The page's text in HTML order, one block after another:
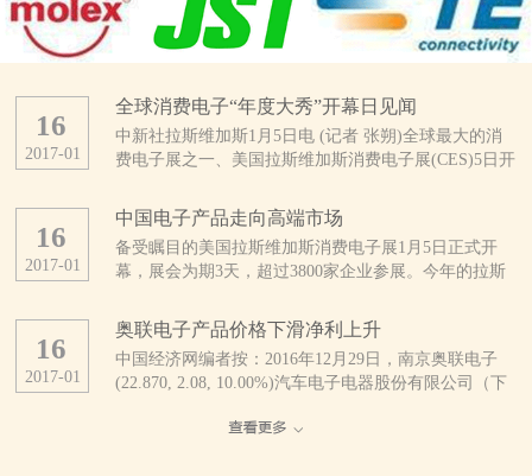
全球消费电子“年度大秀”开幕日见闻
中新社拉斯维加斯1月5日电 (记者 张朔)全球最大的消
费电子展之一、美国拉斯维加斯消费电子展(CES)5日开
呈。 当天上午，拉斯维加斯会展中心外，领取证件
的人与找停车位的车都排起了长龙。会展中心内，也是
人头攒动、摩肩接踵。 据CES主办方、美国消费技
术协会统计，今年有3800多家公司及16.5万多人参展，
备、智能终端、健康医疗、无线互联、智能家庭、物联
网等几乎整个消费技术生态系统。 此刻的拉斯维加
斯会展中心，仿佛是电子产品的海洋。为了在这片海洋
中激起更引人注目的浪花，参展者们可谓八仙过海、各
显神通。 来自中国的综合通信解决方案提供商中兴
2017-01
16
中国电子产品走向高端市场
备受瞩目的美国拉斯维加斯消费电子展1月5日正式开
幕，展会为期3天，超过3800家企业参展。今年的拉斯
超过1/3来自中国。 中国厂商推出大量新产品
美国消费技术协会近日发布的报告预计，受美元升值及
全球贸易不确定性增加的影响，2017年全球消费电子产
品支出将继续下降。但分地区看，中国、印度等亚洲新
去几年来，中国已经发展为非常成熟的消费电子市场，
2017-01
16
奥联电子产品价格下滑净利上升
中国经济网编者按：2016年12月29日，南京奥联电子
(22.870, 2.08, 10.00%)汽车电子电器股份有限公司（下
市，股票代码：300585。公司是一家专业研发、生产、
2017-01
16